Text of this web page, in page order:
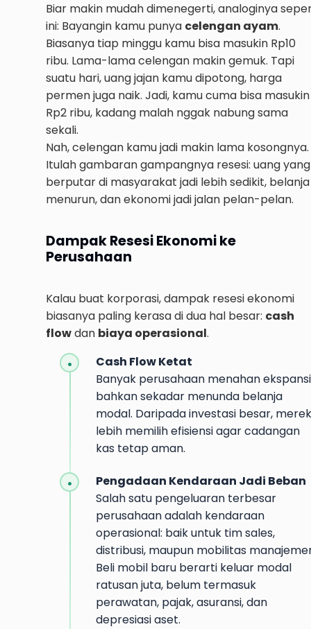
Biar makin mudah dimenegerti, analoginya
ini: Bayangin kamu punya celengan ayam.
Biasanya tiap minggu kamu bisa masukin Rp10
ribu. Lama-lama celengan makin gemuk. Tapi
suatu hari, uang jajan kamu dipotong, harga
permen juga naik. Jadi, kamu cuma bisa masukin
Rp2 ribu, kadang malah nggak nabung sama
sekali.
Nah, celengan kamu jadi makin lama kosongnya.
Itulah gambaran gampangnya resesi: uang yang
berputar di masyarakat jadi lebih sedikit, belanja
menurun, dan ekonomi jadi jalan pelan-pelan.
Dampak Resesi Ekonomi ke
Perusahaan
Kalau buat korporasi, dampak resesi ekonomi
biasanya paling kerasa di dua hal besar: cash
flowdan biaya operasional.
Cash Flow Ketat
Banyak perusahaan menahan
bahkan sekadar menunda belanja
modal. Daripada investasi besar,
lebih memilih efisiensi agar cadangan
kas tetap aman.
Pengadaan Kendaraan Jadi Beban
Salah satu pengeluaran terbesar
perusahaan adalah kendaraan
operasional: baik untuk tim sales,
distribusi, maupun mobilitas
Beli mobil baru berarti keluar modal
ratusan juta, belum termasuk
perawatan, pajak, asuransi, dan
depresiasi aset.